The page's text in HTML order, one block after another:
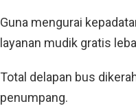
Guna mengurai
layanan mudik gratis
Total delapan bus
penumpang.